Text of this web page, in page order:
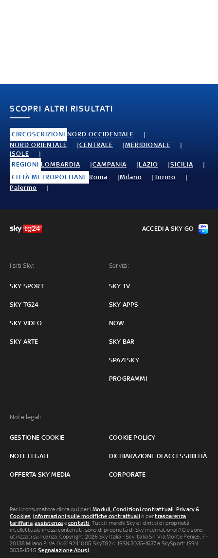
SCOPRI ALTRI RISULTATI
CIRCOSCRIZIONI NORD OCCIDENTALE
NORD ORIENTALE
CENTRALE
MERIDIONALE
ISOLE
REGIONI LOMBARDIA CAMPANIA LAZIO
SICILIA
CITTÀ METROPOLITANE Roma Milano
Torino
Palermo
I siti Sky:
SKY SPORT
SKY TG24
SKY VIDEO
SKY ARTE
Servizi:
SKY TV
SKY APPS
NOW
SKY BAR
SPAZI SKY
PROGRAMMI
Note legali:
GESTIONE COOKIE COOKIE POLICY
NOTE LEGALI DICHIARAZIONE DI ACCESSIBILITÀ
OFFERTA SKY MEDIA CORPORATE
ACCEDI A SKY GO
Per il consumatore clicca qui per iModuli, Condizioni contrattuali, Privacy &
Cookies, informazioni sulle modifiche contrattuali o pertrasparenza
tariffaria,assistenza econtatti. Tutti i marchi Sky e i diritti di proprietà
intellettuale in essi contenuti, sono di proprietà di Sky international AG e sono
utilizzati su licenza. Copyright 2026 Sky Italia - Sky Italia Srl Via Monte Penice, 7 -
20138 Milano P.IVA 04619241005. SkyTG24: ISSN 3035-1537 e SkySport: ISSN
3035-1545.Segnalazione Abusi